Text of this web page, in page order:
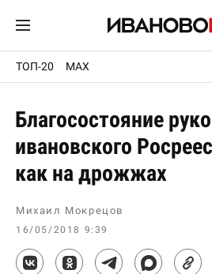
ТОП-20 MAX
Благосостояние
ивановского
как на дрожжах
Михаил Мокрецов
16/05/2018 9:39